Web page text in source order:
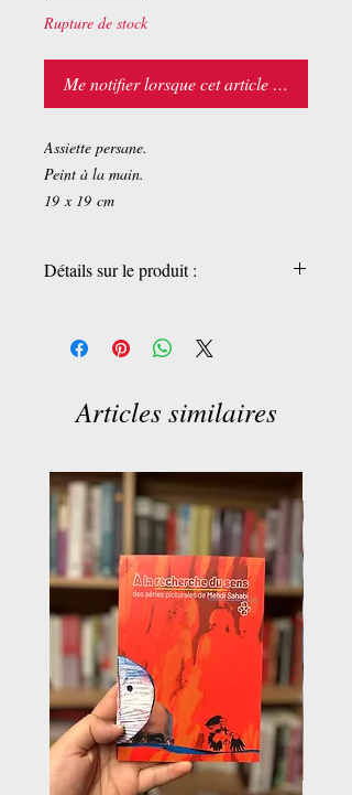
Rupture de stock
Me notifier lorsque cet article est
Assiette persane.
Peint à la main.
19 x 19 cm
Détails sur le produit :
Articles similaires